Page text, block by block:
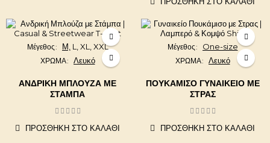
Μέγεθος Μ, L, XL, XXL
ΧΡΩΜΑ Λευκό
ΑΝΔΡΙΚΉ ΜΠΛΟΎΖΑ ΜΕ
ΣΤΆΜΠΑ
ΠΡΟΣΘΉΚΗ ΣΤΟ ΚΑΛΆΘΙ
Μέγεθος One-size
ΧΡΩΜΑ Λευκό
ΠΟΥΚΆΜΙΣΟ ΓΥΝΑΙΚΕΊΟ ΜΕ
ΣΤΡΑΣ
ΠΡΟΣΘΉΚΗ ΣΤΟ ΚΑΛΆΘΙ